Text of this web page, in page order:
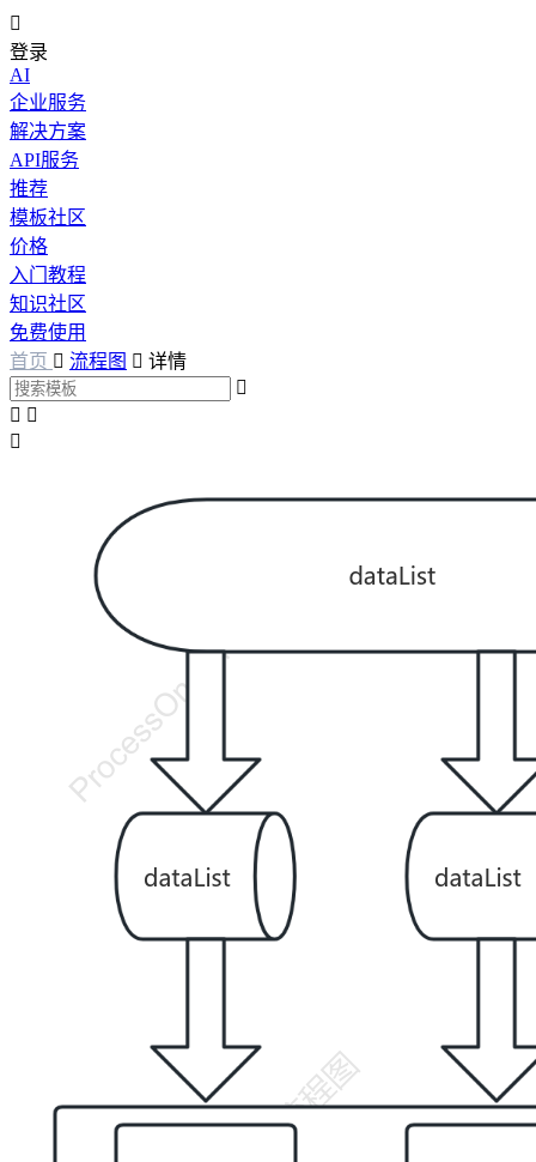

登录
AI
企业服务
解决方案
API服务
推荐
模板社区
价格
入门教程
知识社区
免费使用
首页  流程图  详情

 
